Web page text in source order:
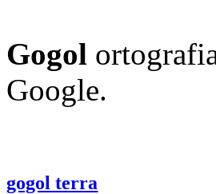
Gogol
Google.
gogol terra